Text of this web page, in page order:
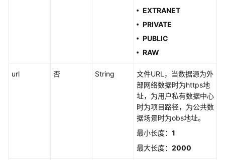
图
EXTRANET
PRIVATE
PUBLIC
RAW
url 否 String
文件URL，当数据源为外
部网络数据时为https地
址，为用户私有数据中心
时为项目路径，为公共数
据场景时为obs地址。
最小长度： 1
最大长度： 2000